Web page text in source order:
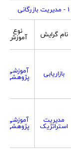
نام گرایش نوع
آموزش
بازاریابی آموزشی
پژوهشی
مدیریت
استراتژیک
آموزشی
پژوهشی